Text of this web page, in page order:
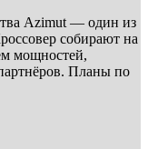
Azimut — один из
собирают на
мощностей,
Планы по